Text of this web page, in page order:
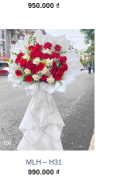
950.000₫
MLH – H31
990.000₫